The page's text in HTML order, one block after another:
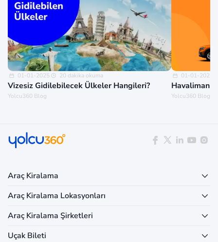
01-01-2025 20 dakika okuma
Vizesiz Gidilebilecek Ülkeler Hangileri?
Yolcu360 Blog
01-01-2025
Yolcu360 Blog
Araç Kiralama
Araç Kiralama Lokasyonları
Araç Kiralama Şirketleri
Uçak Bileti